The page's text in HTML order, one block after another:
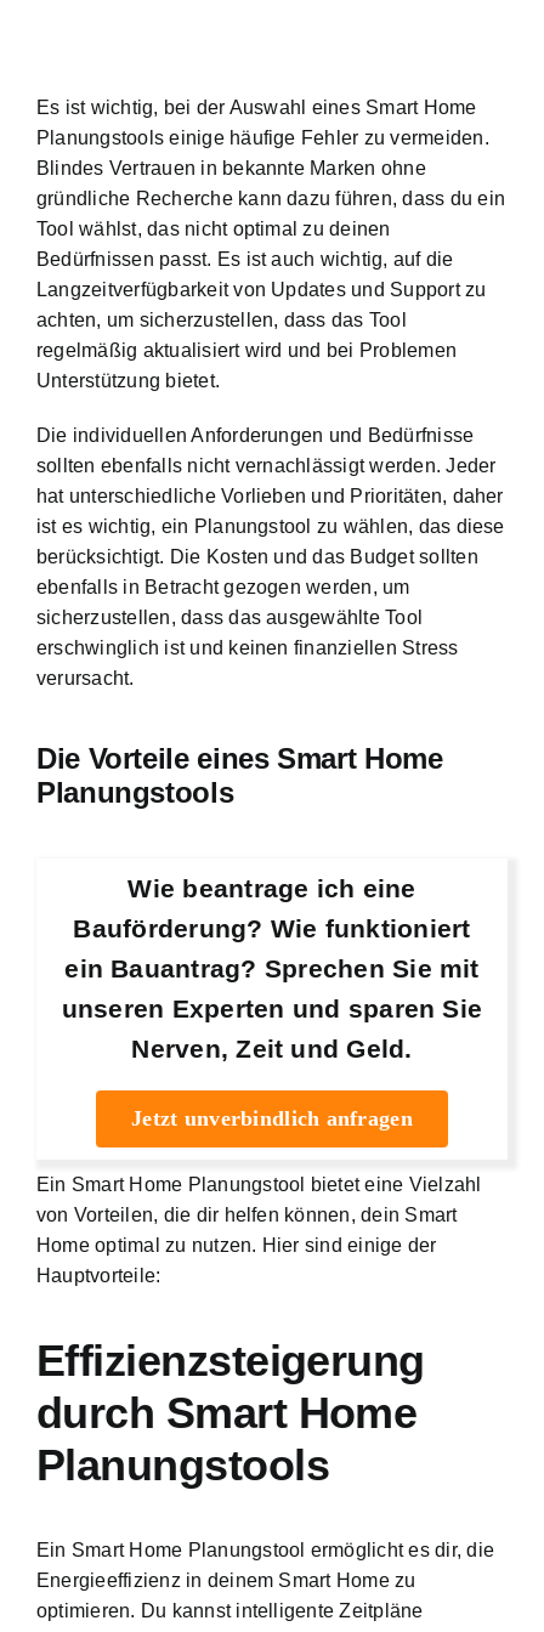
Es ist wichtig, bei der Auswahl eines Smart Home
Planungstools einige häufige Fehler zu vermeiden.
Blindes Vertrauen in bekannte Marken ohne
gründliche Recherche kann dazu führen, dass du ein
Tool wählst, das nicht optimal zu deinen
Bedürfnissen passt. Es ist auch wichtig, auf die
Langzeitverfügbarkeit von Updates und Support zu
achten, um sicherzustellen, dass das Tool
regelmäßig aktualisiert wird und bei Problemen
Unterstützung bietet.
Die individuellen Anforderungen und Bedürfnisse
sollten ebenfalls nicht vernachlässigt werden. Jeder
hat unterschiedliche Vorlieben und Prioritäten, daher
ist es wichtig, ein Planungstool zu wählen, das diese
berücksichtigt. Die Kosten und das Budget sollten
ebenfalls in Betracht gezogen werden, um
sicherzustellen, dass das ausgewählte Tool
erschwinglich ist und keinen finanziellen Stress
verursacht.
Die Vorteile eines Smart Home
Planungstools
Wie beantrage ich eine
Bauförderung? Wie funktioniert
ein Bauantrag? Sprechen Sie mit
unseren Experten und sparen Sie
Nerven, Zeit und Geld.
Jetzt unverbindlich anfragen
Ein Smart Home Planungstool bietet eine Vielzahl
von Vorteilen, die dir helfen können, dein Smart
Home optimal zu nutzen. Hier sind einige der
Hauptvorteile:
Effizienzsteigerung
durch Smart Home
Planungstools
Ein Smart Home Planungstool ermöglicht es dir, die
Energieeffizienz in deinem Smart Homezu
optimieren. Du kannst intelligente Zeitpläne